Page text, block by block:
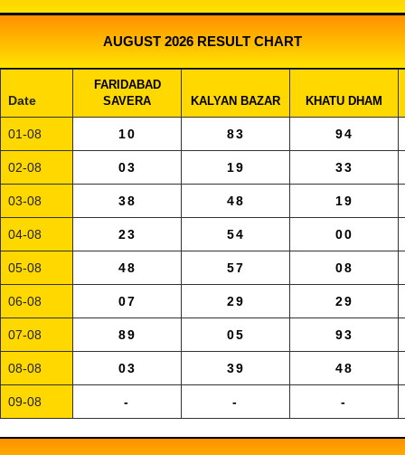
AUGUST 2026 RESULT CHART
Date
FARIDABAD
SAVERA
KALYAN BAZAR KHATU DHAM
01-08 10 83 94
02-08 03 19 33
03-08 38 48 19
04-08 23 54 00
05-08 48 57 08
06-08 07 29 29
07-08 89 05 93
08-08 03 39 48
09-08 - - -